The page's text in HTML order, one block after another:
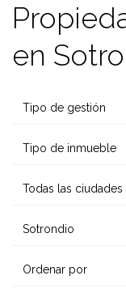
en
Tipo de gestión
Tipo de inmueble
Todas las ciudades
Sotrondio
Ordenar por